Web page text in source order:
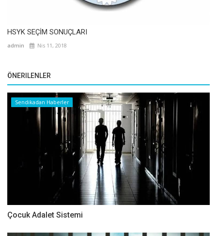
HSYK SEÇİM SONUÇLARI
admin Nis 11, 2018
ÖNERILENLER
Sendikadan Haberler
Çocuk Adalet Sistemi